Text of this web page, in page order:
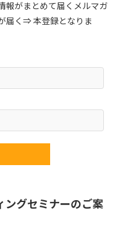
報がまとめて届くメルマガ
届く⇒ 本登録となりま
グセミナーのご案